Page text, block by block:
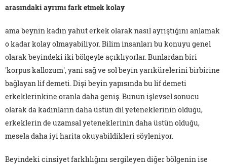
arasındaki ayrımı fark etmek kolay
ama beynin kadın yahut erkek olarak nasıl ayrıştığını anlamak
o kadar kolay olmayabiliyor. Bilim insanları bu konuyu genel
olarak beyindeki iki bölgeyle açıklıyorlar. Bunlardan biri
'korpus kallozum', yani sağ ve sol beyin yarıkürelerini birbirine
bağlayan lif demeti. Dişi beyin yapısında bu lif demeti
erkeklerinkine oranla daha geniş. Bunun işlevsel sonucu
olarak da kadınların daha üstün dil yeteneklerinin olduğu,
erkeklerin de uzamsal yeteneklerinin daha üstün olduğu,
mesela daha iyi harita okuyabildikleri söyleniyor.
Beyindeki cinsiyet farklılığını sergileyen diğer bölgenin ise